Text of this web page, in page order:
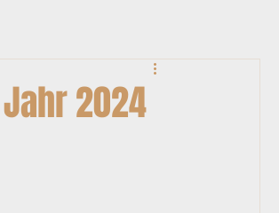
2024